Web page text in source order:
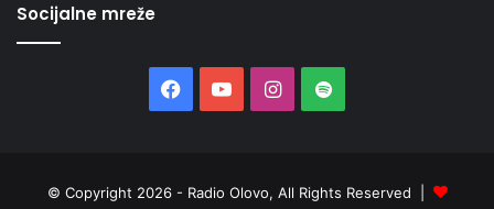
Socijalne mreže
Facebook
YouTubeInstagram
Spotify
© Copyright 2026 - Radio Olovo, All Rights Reserved |